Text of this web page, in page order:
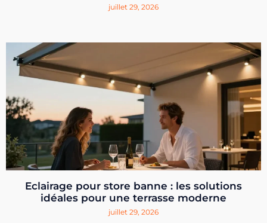
juillet 29, 2026
Eclairage pour store banne : les solutions
idéales pour une terrasse moderne
juillet 29, 2026